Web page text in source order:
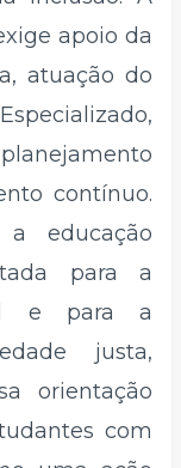
apoio da
atuação do
contínuo.
educação
para a
e para a
justa,
orientação
com